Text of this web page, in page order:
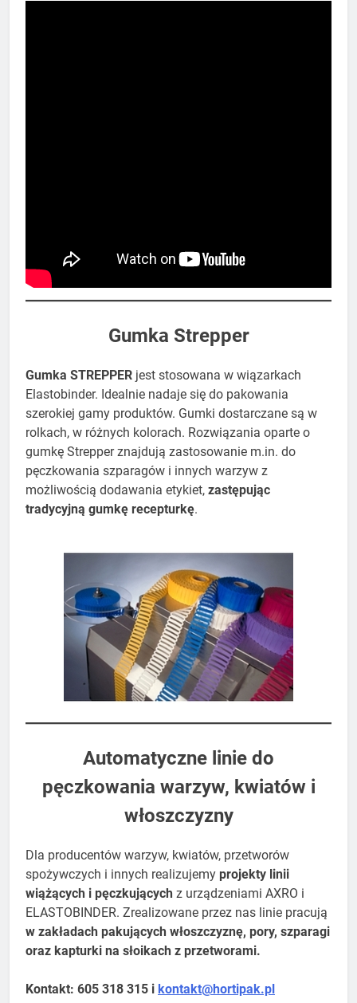
​Gumka Strepper
Gumka STREPPER jest stosowana w wiązarkach
Elastobinder. Idealnie nadaje się do pakowania
szerokiej gamy produktów. Gumki dostarczane są w
rolkach, w różnych kolorach. Rozwiązania oparte o
gumkę Strepper znajdują zastosowanie m.in. do
pęczkowania szparagów i innych warzyw z
możliwością dodawania etykiet, zastępując
tradycyjną gumkę recepturkę.
​Automatyczne linie do
pęczkowania warzyw, kwiatów i
włoszczyzny
Dla producentów warzyw, kwiatów, przetworów
spożywczych i innych realizujemy projekty linii
wiążących i pęczkujących z urządzeniami AXRO i
ELASTOBINDER. Zrealizowane przez nas linie pracują
w zakładach pakujących włoszczyznę, pory, szparagi
oraz kapturki na słoikach z przetworami.
Kontakt: 605 318 315 i kontakt@hortipak.pl